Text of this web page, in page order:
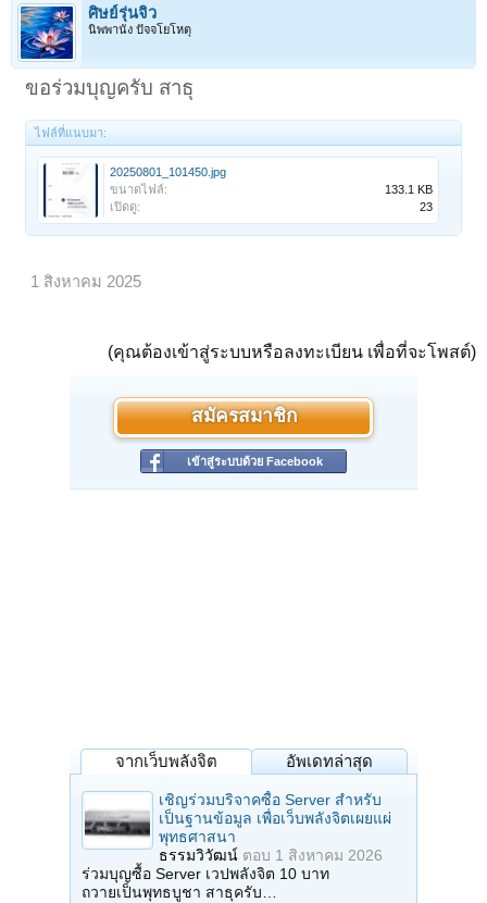
ศิษย์รุ่นจิ๋ว
นิพพานัง ปัจจโยโหตุ
ขอร่วมบุญครับ สาธุ
ไฟล์ที่แนบมา:
20250801_101450.jpg
ขนาดไฟล์:
133.1 KB
เปิดดู:
23
1 สิงหาคม 2025
(คุณต้องเข้าสู่ระบบหรือลงทะเบียน เพื่อที่จะโพสต์)
สมัครสมาชิก
เข้าสู่ระบบด้วย Facebook
จากเว็บพลังจิต อัพเดทล่าสุด
เชิญร่วมบริจาคซื้อ Server สำหรับ
เป็นฐานข้อมูล เพื่อเว็บพลังจิตเผยแผ่
พุทธศาสนา
ธรรมวิวัฒน์ ตอบ 1 สิงหาคม 2026
ร่วมบุญซื้อ Server เวปพลังจิต 10 บาท
ถวายเป็นพุทธบูชา สาธุครับ…